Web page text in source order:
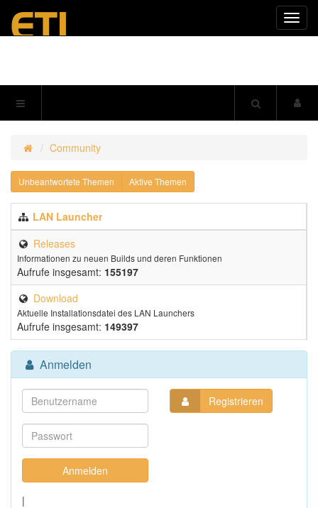
Community
Unbeantwortete Themen Aktive Themen
LAN Launcher
Releases
Informationen zu neuen Builds und deren Funktionen
Aufrufe insgesamt: 155197
Download
Aktuelle Installationsdatei des LAN Launchers
Aufrufe insgesamt: 149397
Anmelden
|
Registrieren